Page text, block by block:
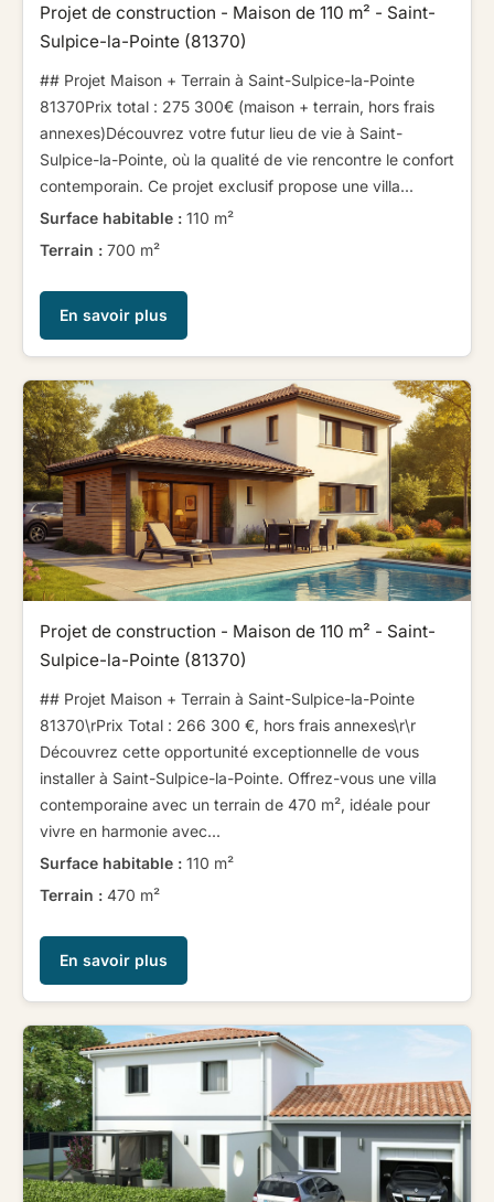
Projet de construction - Maison de 110 m² - Saint-
Sulpice-la-Pointe (81370)
## Projet Maison + Terrain à Saint-Sulpice-la-Pointe
81370​ ​​ ​Prix total : 275 300€ (maison + terrain, hors frais
annexes)​ ​​ ​Découvrez votre futur lieu de vie à Saint-
Sulpice-la-Pointe, où la qualité de vie rencontre le confort
contemporain. Ce projet exclusif propose une villa...
Surface habitable : 110 m²
Terrain : 700 m²
En savoir plus
Projet de construction - Maison de 110 m² - Saint-
Sulpice-la-Pointe (81370)
## Projet Maison + Terrain à Saint-Sulpice-la-Pointe
81370\r​ ​Prix Total : 266 300 €, hors frais annexes\r​ ​\r​ ​
Découvrez cette opportunité exceptionnelle de vous
installer à Saint-Sulpice-la-Pointe. Offrez-vous une villa
contemporaine avec un terrain de 470 m², idéale pour
vivre en harmonie avec...
Surface habitable : 110 m²
Terrain : 470 m²
En savoir plus